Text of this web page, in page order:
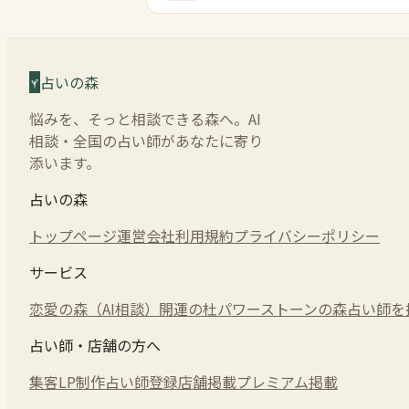
占いの森
悩みを、そっと相談できる森へ。AI
相談・全国の占い師があなたに寄り
添います。
占いの森
トップページ運営会社利用規約プライバシーポリシー
サービス
恋愛の森（AI相談） 開運の杜パワーストーンの森占い師
占い師・店舗の方へ
集客LP制作占い師登録店舗掲載プレミアム掲載